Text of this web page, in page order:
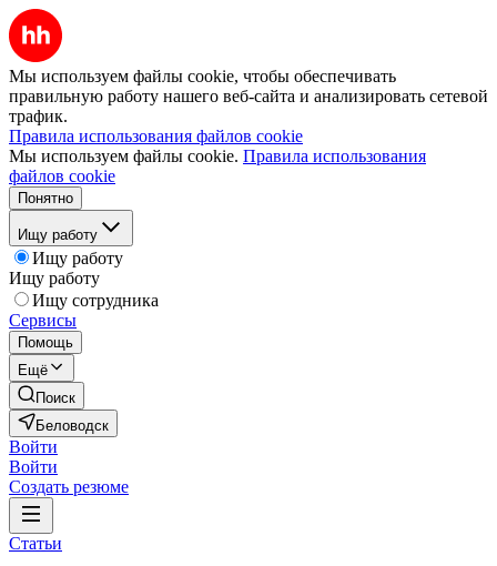
Мы используем файлы cookie, чтобы обеспечивать
правильную работу нашего веб-сайта и анализировать сетевой
трафик.
Правила использования файлов cookie
Мы используем файлы cookie. Правила использования
файлов cookie
Понятно
Ищу работу
Ищу работу
Ищу работу
Ищу сотрудника
Сервисы
Помощь
Ещё
Поиск
Беловодск
Войти
Войти
Создать резюме
Статьи